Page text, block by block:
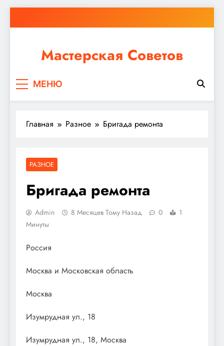
к
Мастерская Советов
ремонт или крупное строительство, в Мастерской
МЕНЮ
Главная Разное Бригада ремонта
РАЗНОЕ
Бригада ремонта
Admin 8 Месяцев Тому Назад 0
1
Минуты
Россия
Москва и Московская область
Москва
Изумрудная ул., 18
Изумрудная ул., 18, Москва